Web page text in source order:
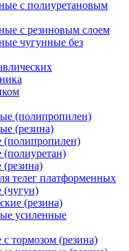
с полиуретановым
с резиновым слоем
чугунные без
(полипропилен)
(резина)
(полипропилен)
(полиуретан)
(резина)
телег платформенных
(чугун)
(резина)
усиленные
тормозом (резина)